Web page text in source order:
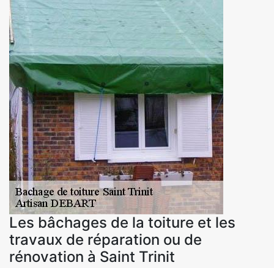
Les bâchages de la toiture et les
travaux de réparation ou de
rénovation à Saint Trinit